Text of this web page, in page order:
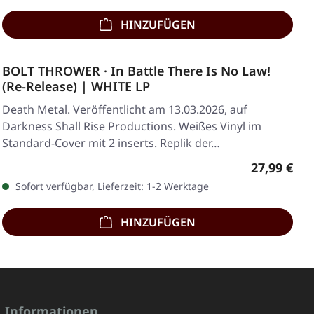
HINZUFÜGEN
BOLT THROWER · In Battle There Is No Law!
(Re-Release) | WHITE LP
Death Metal. Veröffentlicht am 13.03.2026, auf
Darkness Shall Rise Productions. Weißes Vinyl im
Standard-Cover mit 2 inserts. Replik der…
Regulärer
27,99 €
Sofort verfügbar, Lieferzeit: 1-2 Werktage
HINZUFÜGEN